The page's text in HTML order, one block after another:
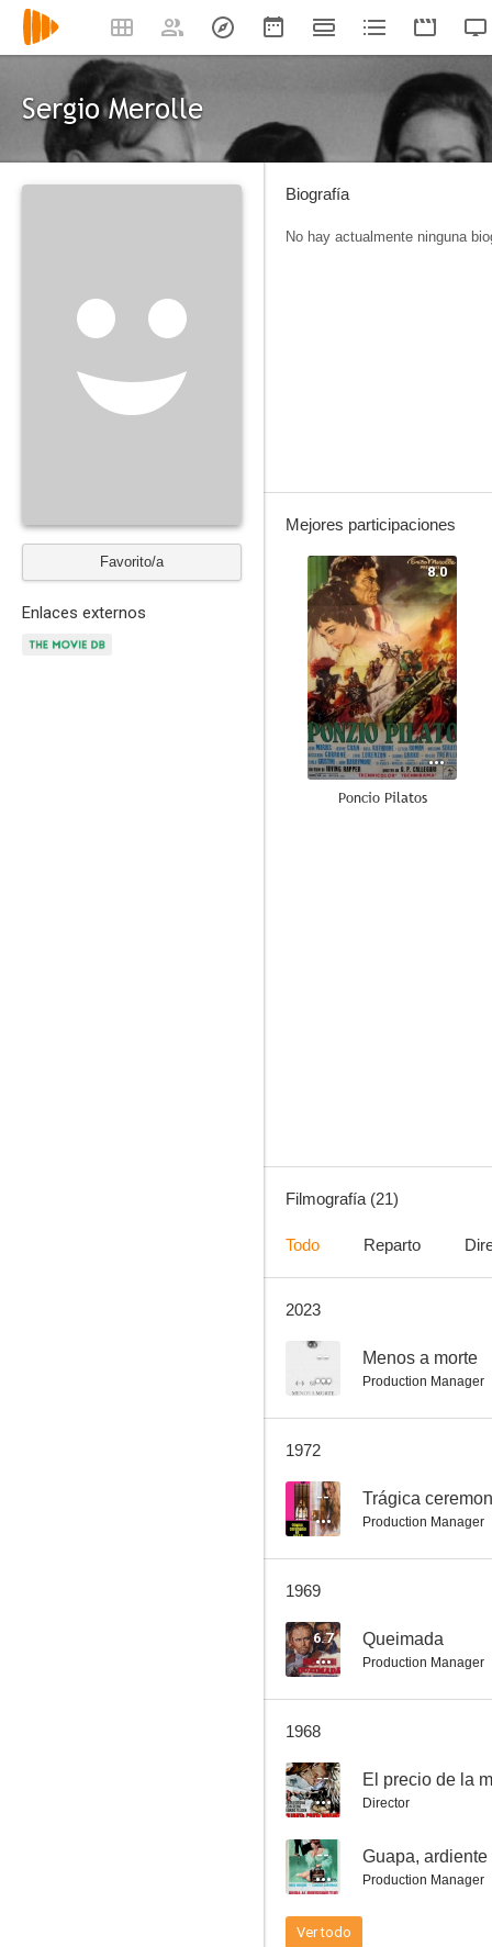
Sergio Merolle
Favorito/a
Enlaces externos
Biografía
No hay actualmente ninguna
Mejores participaciones
8.0
Poncio Pilatos
--
Filmografía (21)
Todo Reparto
2023
-- Menos a morte
Production Manager
1972
-- Trágica
Production Manager
1969
6.7 Queimada
Production Manager
1968
-- El precio de la
Director
-- Guapa,
Production Manager
Ver todo